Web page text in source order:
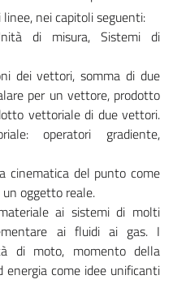
nei capitoli seguenti:
di misura, Sistemi di
dei vettori, somma di due
per un vettore, prodotto
vettoriale di due vettori.
operatori gradiente,
cinematica del punto come
oggetto reale.
ai sistemi di molti
ai fluidi ai gas. I
di moto, momento della
come idee unificanti